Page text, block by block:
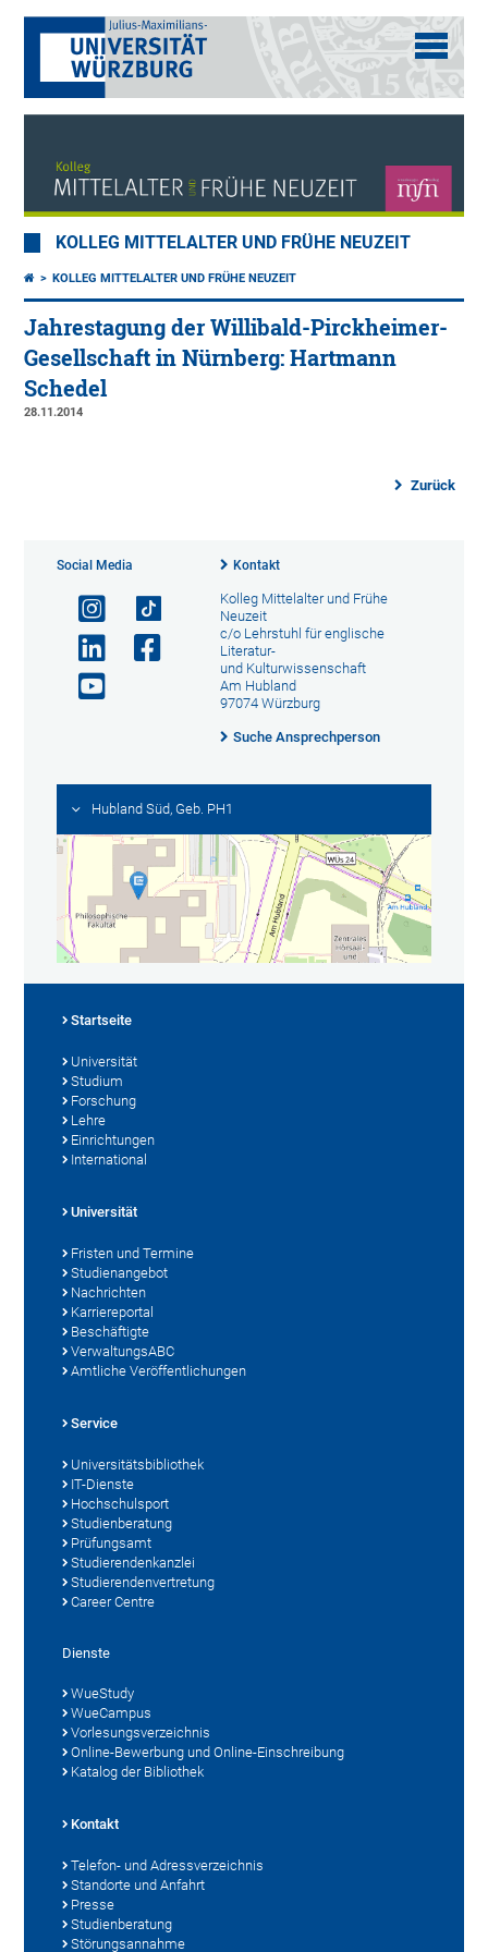
KOLLEG MITTELALTER UND FRÜHE NEUZEIT
KOLLEG MITTELALTER UND FRÜHE NEUZEIT
Jahrestagung der Willibald-Pirckheimer-
Gesellschaft in Nürnberg: Hartmann
Schedel
28.11.2014
Zurück
Social Media Kontakt
Kolleg Mittelalter und Frühe
Neuzeit
c/o Lehrstuhl für englische
Literatur-
und Kulturwissenschaft
Am Hubland
97074 Würzburg
Suche Ansprechperson
Hubland Süd, Geb. PH1
Startseite
Universität
Studium
Forschung
Lehre
Einrichtungen
International
Universität
Fristen und Termine
Studienangebot
Nachrichten
Karriereportal
Beschäftigte
VerwaltungsABC
Amtliche Veröffentlichungen
Service
Universitätsbibliothek
IT-Dienste
Hochschulsport
Studienberatung
Prüfungsamt
Studierendenkanzlei
Studierendenvertretung
Career Centre
Dienste
WueStudy
WueCampus
Vorlesungsverzeichnis
Online-Bewerbung und Online-Einschreibung
Katalog der Bibliothek
Kontakt
Telefon- und Adressverzeichnis
Standorte und Anfahrt
Presse
Studienberatung
Störungsannahme